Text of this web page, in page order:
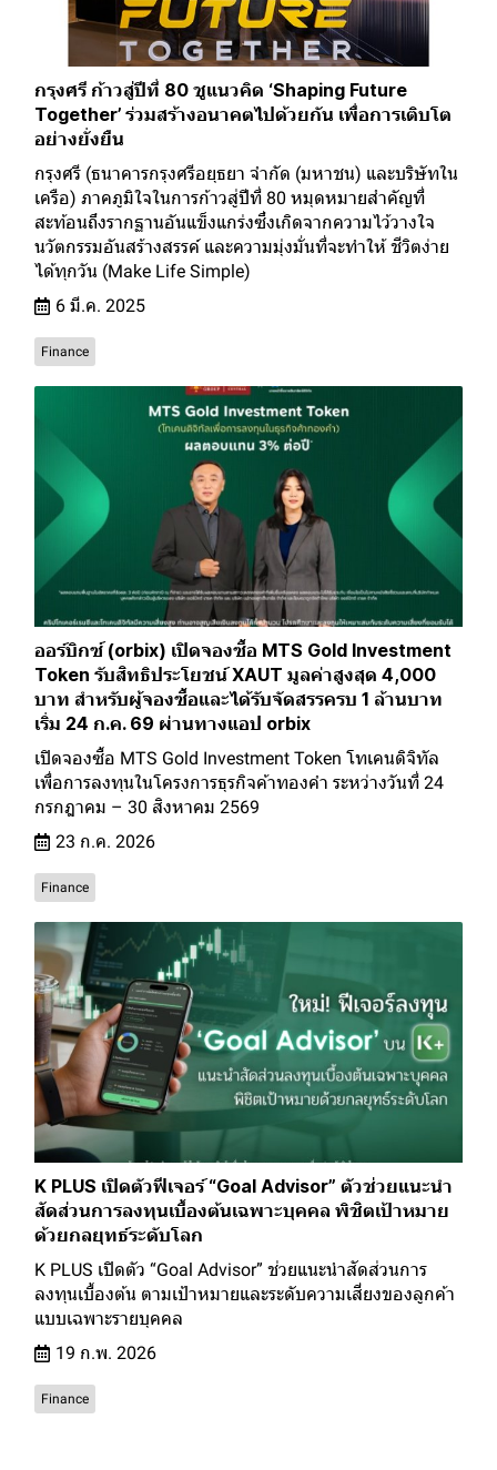
กรุงศรี ก้าวสู่ปีที่ 80 ชูแนวคิด ‘Shaping Future
Together’ ร่วมสร้างอนาคตไปด้วยกัน เพื่อการเติบโต
อย่างยั่งยืน
กรุงศรี (ธนาคารกรุงศรีอยุธยา จำกัด (มหาชน) และบริษัทใน
เครือ) ภาคภูมิใจในการก้าวสู่ปีที่ 80 หมุดหมายสำคัญที่
สะท้อนถึงรากฐานอันแข็งแกร่งซึ่งเกิดจากความไว้วางใจ
นวัตกรรมอันสร้างสรรค์ และความมุ่งมั่นที่จะทำให้ ชีวิตง่าย
ได้ทุกวัน (Make Life Simple)
6 มี.ค. 2025
Finance
ออร์บิกซ์ (orbix) เปิดจองซื้อ MTS Gold Investment
Token รับสิทธิประโยชน์ XAUT มูลค่าสูงสุด 4,000
บาท สำหรับผู้จองซื้อและได้รับจัดสรรครบ 1 ล้านบาท
เริ่ม 24 ก.ค. 69 ผ่านทางแอป orbix
เปิดจองซื้อ MTS Gold Investment Token โทเคนดิจิทัล
เพื่อการลงทุนในโครงการธุรกิจค้าทองคำ ระหว่างวันที่ 24
กรกฎาคม – 30 สิงหาคม 2569
23 ก.ค. 2026
Finance
K PLUS เปิดตัวฟีเจอร์ “Goal Advisor” ตัวช่วยแนะนำ
สัดส่วนการลงทุนเบื้องต้นเฉพาะบุคคล พิชิตเป้าหมาย
ด้วยกลยุทธ์ระดับโลก
K PLUS เปิดตัว “Goal Advisor” ช่วยแนะนำสัดส่วนการ
ลงทุนเบื้องต้น ตามเป้าหมายและระดับความเสี่ยงของลูกค้า
แบบเฉพาะรายบุคคล
19 ก.พ. 2026
Finance